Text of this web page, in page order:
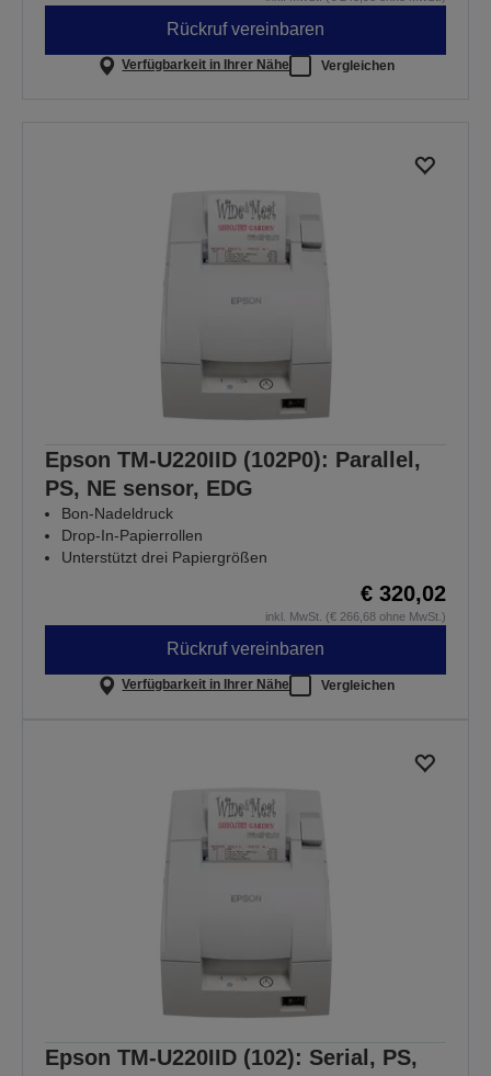
Rückruf vereinbaren
Verfügbarkeit in Ihrer Nähe Vergleichen
Epson TM-U220IID (102P0): Parallel,
PS, NE sensor, EDG
Bon-Nadeldruck
Drop-In-Papierrollen
Unterstützt drei Papiergrößen
€ 320,02
inkl. MwSt. (€ 266,68 ohne MwSt.)
Rückruf vereinbaren
Verfügbarkeit in Ihrer Nähe Vergleichen
Epson TM-U220IID (102): Serial, PS,